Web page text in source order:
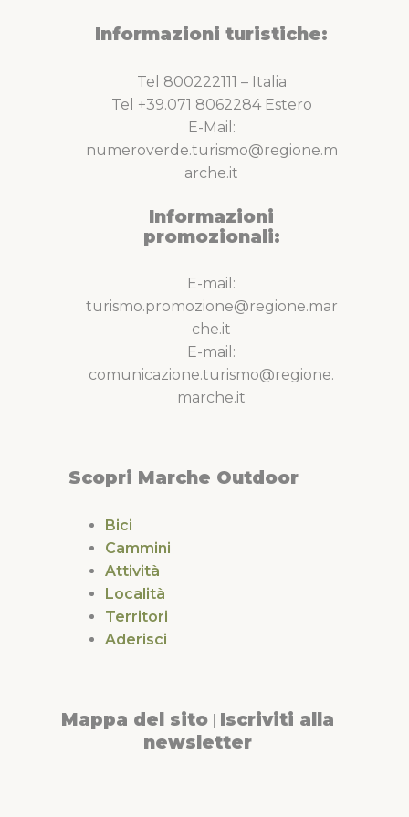
Informazioni turistiche:
Tel 800222111 – Italia
Tel +39.071 8062284 Estero
E-Mail:
numeroverde.turismo@regione.m
arche.it
Informazioni
promozionali:
E-mail:
turismo.promozione@regione.mar
che.it
E-mail:
comunicazione.turismo@regione.
marche.it
Scopri Marche Outdoor
Bici
Cammini
Attività
Località
Territori
Aderisci
Mappa del sito Iscriviti alla
newsletter